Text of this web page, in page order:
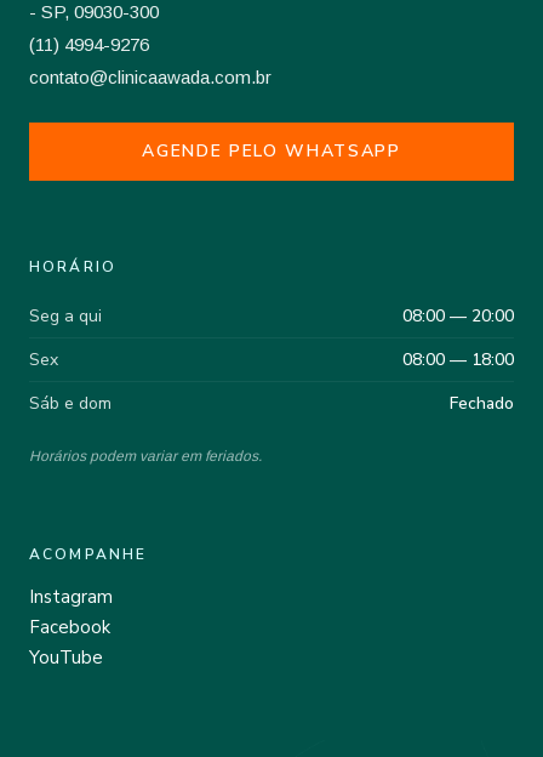
- SP, 09030-300
(11) 4994-9276
contato@clinicaawada.com.br
AGENDE PELO WHATSAPP
HORÁRIO
Seg a qui
08:00 — 20:00
Sex
08:00 — 18:00
Sáb e dom
Fechado
Horários podem variar em feriados.
ACOMPANHE
Instagram
Facebook
YouTube